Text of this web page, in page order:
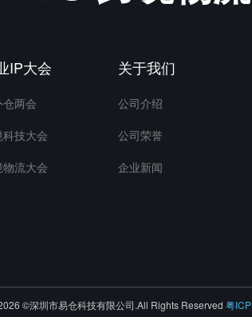
IP大会
仓两会
科技大会
物流大会
关于我们
公司介绍
公司荣誉
企业新闻
©深圳市易仓科技有限公司.All Rights Reserved 粤